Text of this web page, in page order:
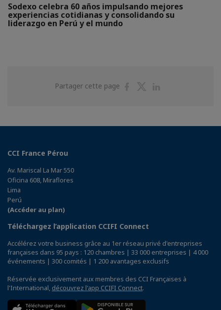
Sodexo celebra 60 años impulsando mejores
experiencias cotidianas y consolidando su
liderazgo en Perú y el mundo
Partager cette page
PartagerPartager
CCI France Pérou
Av. Mariscal La Mar 550
Oficina 608, Miraflores
Lima
Perú
(Accéder au plan)
Téléchargez l’application CCIFI Connect
Accélérez votre business grâce au 1er réseau privé d'entreprises
françaises dans 95 pays : 120 chambres | 33 000 entreprises | 4 000
événements | 300 comités | 1 200 avantages exclusifs
Réservée exclusivement aux membres des CCI Françaises à
l'International, découvrez l'app CCIFI Connect.